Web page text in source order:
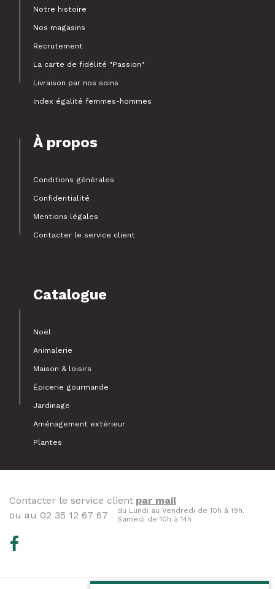
Notre histoire
Nos magasins
Recrutement
La carte de fidélité "Passion"
Livraison par nos soins
Index égalité femmes-hommes
À propos
Conditions générales
Confidentialité
Mentions légales
Contacter le service client
Catalogue
Noël
Animalerie
Maison & loisirs
Épicerie gourmande
Jardinage
Aménagement extérieur
Plantes
Contacter le service client par mail
ou au 02 35 12 67 67
du Lundi au Vendredi de 10h à 19h.
Samedi de 10h à 14h